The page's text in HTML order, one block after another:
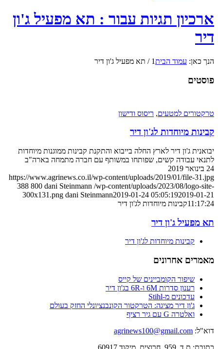
ארכיון תגיות עבור : תא מפעיל ג'ון
דיר
הנך כאן: עמוד הבית1
/ תא מפעיל ג'ון דיר
פוסטים
טרקטורים למטעים, ריסוס ודישון
קבינות מיוחדות לג'ון דיר
יבואנית ג'ון דיר לארץ החלה בייבוא והתקנת קבינות ממוגנות מיוחדות
לתנאי עבודה קשים, שפותחו במשותף עם חברה מתמחה בארה"ב
24 בינואר 2019
https://www.agrinews.co.il/wp-content/uploads/2019/01/file-31.jpg
388 800 dani Steinmann /wp-content/uploads/2023/08/logo-site-
300x131.png dani Steinmann2019-01-24 05:05:192019-01-21
11:17:24קבינות מיוחדות לג'ון דיר
תא מפעיל ג'ון דיר
קבינות מיוחדות לג'ון דיר
מאמרים אחרונים
שיפור הקומביינים של קייס
רענון סדרות 6M ו-6R בג'ון דיר
עדכונים מ-Stihl
ג'ון דיר מציגה: הטרקטור הקונבנציונלי החזק בעולם
ואלטרה G עם גיר רציף
דוא"ל: agrinews100@gmail.com
כתובת: ת.ד. 959, חרוצים, מיקוד 60917